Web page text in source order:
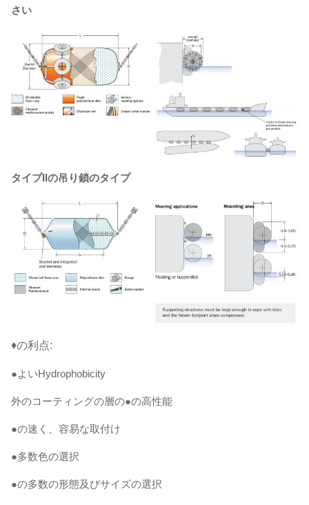
さい
タイプIIの吊り鎖のタイプ
♦の利点:
●よいHydrophobicity
外のコーティングの層の●の高性能
●の速く、容易な取付け
●多数色の選択
●の多数の形態及びサイズの選択